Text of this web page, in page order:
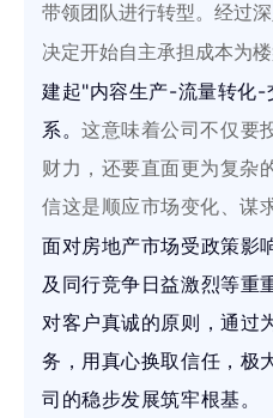
带领团队进行转型。经过
决定开始自主承担成本为
建起"内容生产-流量转化-
系。这意味着公司不仅要
财力，还要直面更为复杂
信这是顺应市场变化、谋
面对房地产市场受政策影
及同行竞争日益激烈等重
对客户真诚的原则，通过
务，用真心换取信任，极
司的稳步发展筑牢根基。